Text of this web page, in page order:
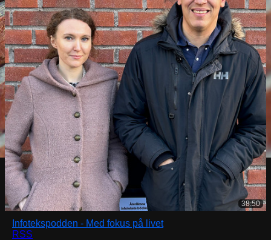
38:50
Infotekspodden - Med fokus på livet
RSS